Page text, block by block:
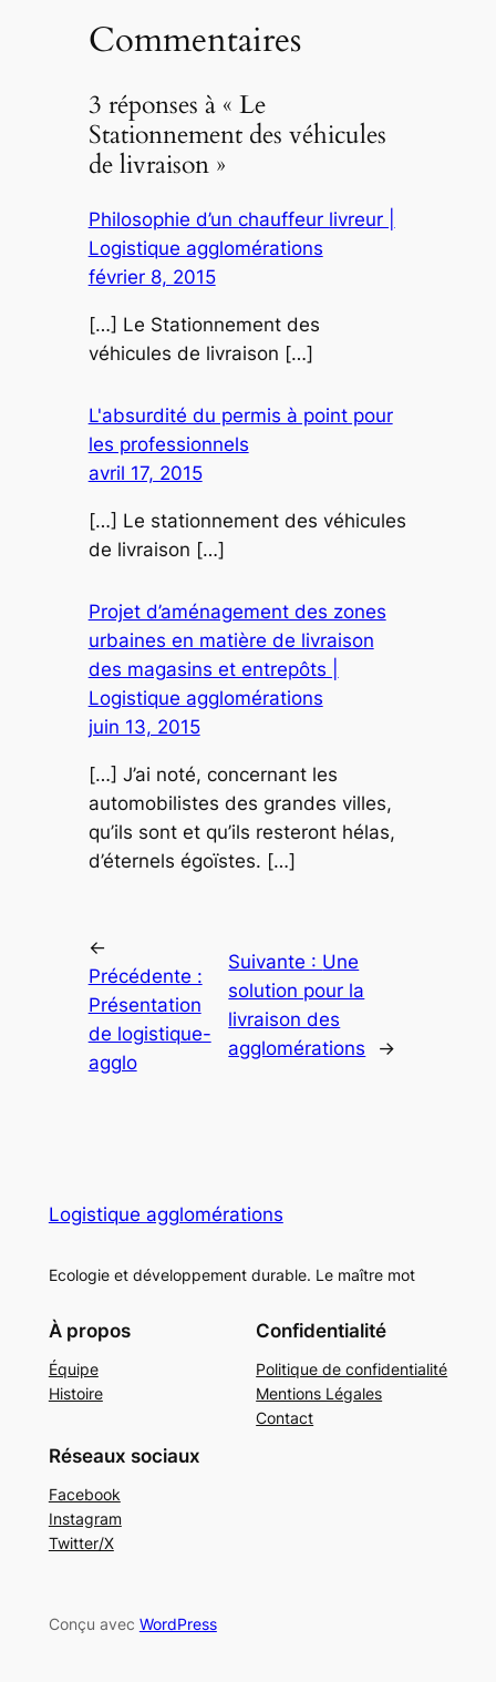
Commentaires
3 réponses à « Le
Stationnement des véhicules
de livraison »
Philosophie d’un chauffeur livreur |
Logistique agglomérations
février 8, 2015
[…] Le Stationnement des
véhicules de livraison […]
L'absurdité du permis à point pour
les professionnels
avril 17, 2015
[…] Le stationnement des véhicules
de livraison […]
Projet d’aménagement des zones
urbaines en matière de livraison
des magasins et entrepôts |
Logistique agglomérations
juin 13, 2015
[…] J’ai noté, concernant les
automobilistes des grandes villes,
qu’ils sont et qu’ils resteront hélas,
d’éternels égoïstes. […]
←
Précédente :
Présentation
de logistique-
agglo
Suivante : Une
solution pour la
livraison des
agglomérations
→
Logistique agglomérations
Ecologie et développement durable. Le maître mot
À propos
Équipe
Histoire
Confidentialité
Politique de confidentialité
Mentions Légales
Contact
Réseaux sociaux
Facebook
Instagram
Twitter/X
Conçu avec WordPress